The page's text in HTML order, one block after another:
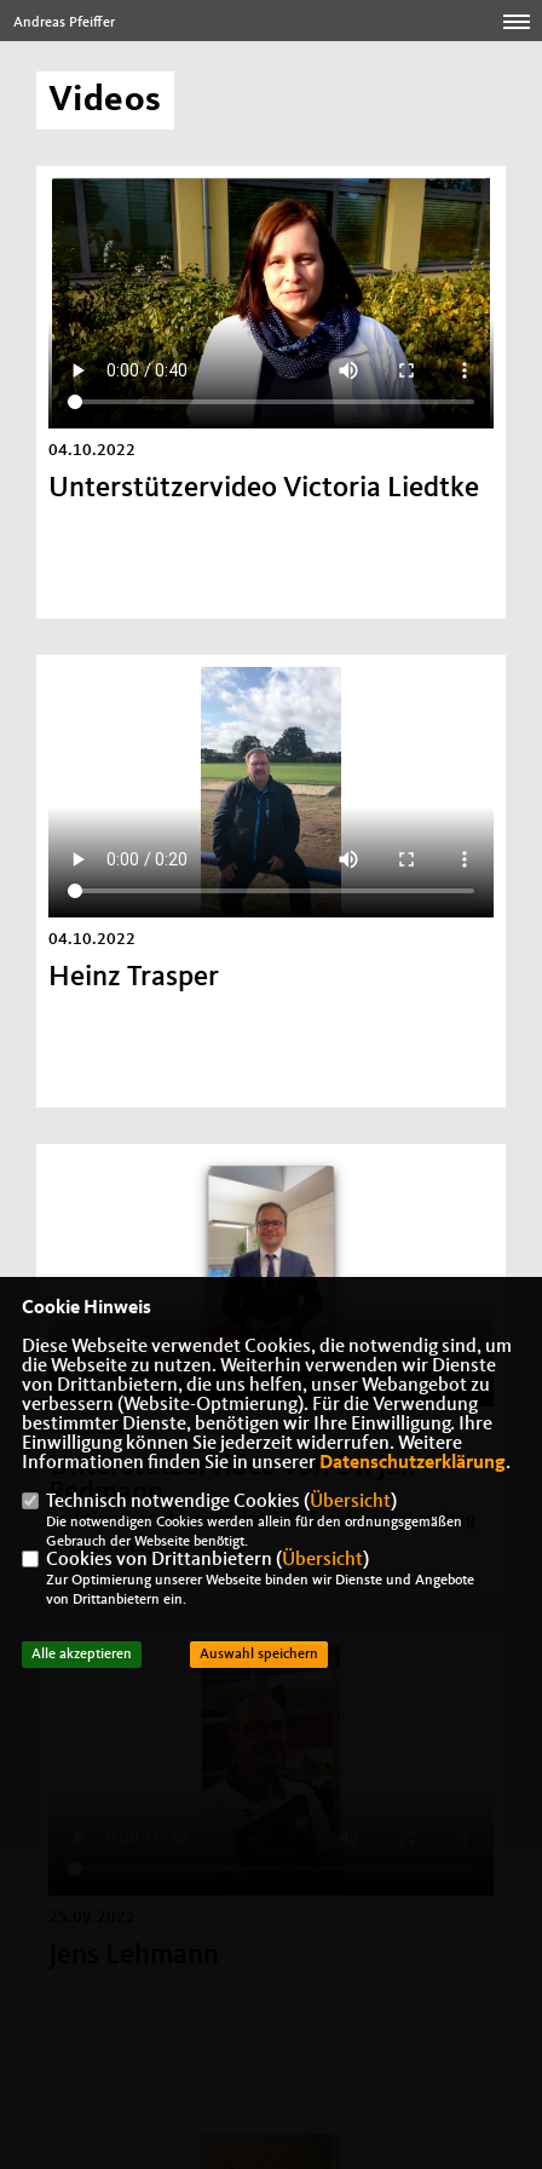
Andreas Pfeiffer
Videos
04.10.2022
Unterstützervideo Victoria Liedtke
04.10.2022
Heinz Trasper
26.09.2022
Unterstützervideo von Dr. Jan
Redmann
Fraktionsvorsitzender der CDU Fraktion im Landtag
Brandenburg
Cookie Hinweis
Diese Webseite verwendet Cookies, die notwendig sind, um
die Webseite zu nutzen. Weiterhin verwenden wir Dienste
von Drittanbietern, die uns helfen, unser Webangebot zu
verbessern (Website-Optmierung). Für die Verwendung
bestimmter Dienste, benötigen wir Ihre Einwilligung. Ihre
Einwilligung können Sie jederzeit widerrufen. Weitere
Informationen finden Sie in unserer Datenschutzerklärung.
Technisch notwendige Cookies (Übersicht)
Die notwendigen Cookies werden allein für den ordnungsgemäßen
Gebrauch der Webseite benötigt.
Cookies von Drittanbietern (Übersicht)
Zur Optimierung unserer Webseite binden wir Dienste und Angebote
von Drittanbietern ein.
Alle akzeptieren Auswahl speichern